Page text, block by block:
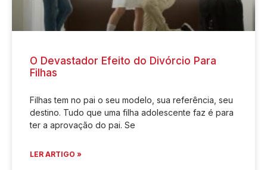
O Devastador Efeito do Divórcio Para
Filhas
Filhas tem no pai o seu modelo, sua referência, seu
destino. Tudo que uma filha adolescente faz é para
ter a aprovação do pai. Se
LER ARTIGO »